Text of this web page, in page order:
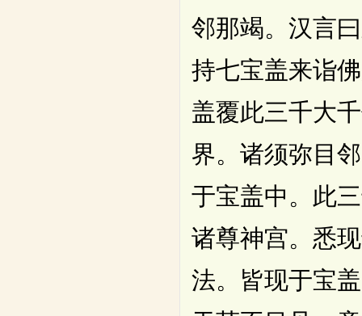
邻那竭。汉言
持七宝盖来诣
盖覆此三千大
界。诸须弥目
于宝盖中。此
诸尊神宫。悉
法。皆现于宝